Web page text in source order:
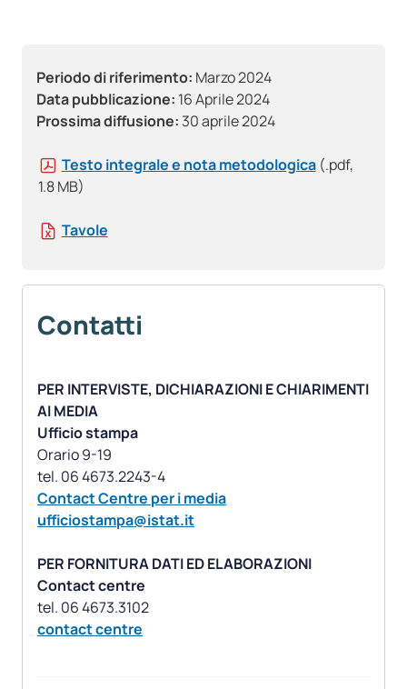
Periodo di riferimento: Marzo 2024
Data pubblicazione: 16 Aprile 2024
Prossima diffusione: 30 aprile 2024
Testo integrale e nota metodologica (.pdf,
1.8 MB)
Tavole
Contatti
PER INTERVISTE, DICHIARAZIONI E CHIARIMENTI
AI MEDIA
Ufficio stampa
Orario 9-19
Contact Centre per i media
ufficiostampa@istat.it
PER FORNITURA DATI ED ELABORAZIONI
Contact centre
contact centre